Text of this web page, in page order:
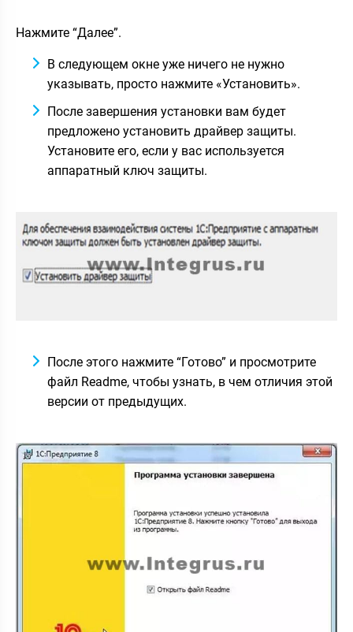
Нажмите “Далее”.
В следующем окне уже ничего не нужно
указывать, просто нажмите «Установить».
После завершения установки вам будет
предложено установить драйвер защиты.
Установите его, если у вас используется
аппаратный ключ защиты.
После этого нажмите “Готово” и просмотрите
файл Readme, чтобы узнать, в чем отличия этой
версии от предыдущих.